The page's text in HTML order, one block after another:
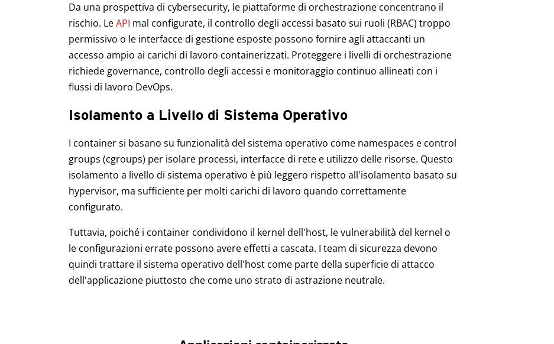
Da una prospettiva di cybersecurity, le piattaforme di orchestrazione concentrano il
rischio. LeAPI mal configurate, il controllo degli accessi basato sui ruoli (RBAC) troppo
permissivo o le interfacce di gestione esposte possono fornire agli attaccanti un
accesso ampio ai carichi di lavoro containerizzati. Proteggere i livelli di orchestrazione
richiede governance, controllo degli accessi e monitoraggio continuo allineati con i
flussi di lavoro DevOps.
Isolamento a Livello di Sistema Operativo
I container si basano su funzionalità del sistema operativo come namespaces e control
groups (cgroups) per isolare processi, interfacce di rete e utilizzo delle risorse. Questo
isolamento a livello di sistema operativo è più leggero rispetto all'isolamento basato su
hypervisor, ma sufficiente per molti carichi di lavoro quando correttamente
configurato.
Tuttavia, poiché i container condividono il kernel dell'host, le vulnerabilità del kernel o
le configurazioni errate possono avere effetti a cascata. I team di sicurezza devono
quindi trattare il sistema operativo dell'host come parte della superficie di attacco
dell'applicazione piuttosto che come uno strato di astrazione neutrale.